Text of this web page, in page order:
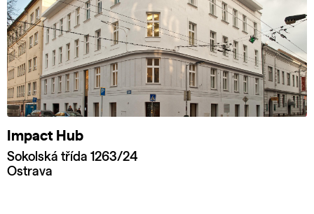
Impact Hub
Sokolská třída 1263/24
Ostrava